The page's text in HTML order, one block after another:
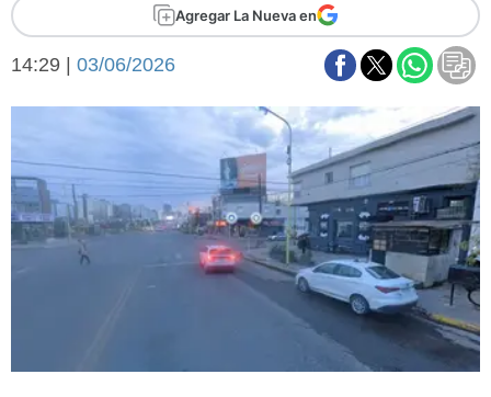
Federal A
Arte y cultura
Economía y finanzas
Con el campo
Espacio empresas
Sociedad y tiempo
libre
Sociedad
Tecnología
Turismo
Salud
Agregar La Nueva en
14:29 | 03/06/2026